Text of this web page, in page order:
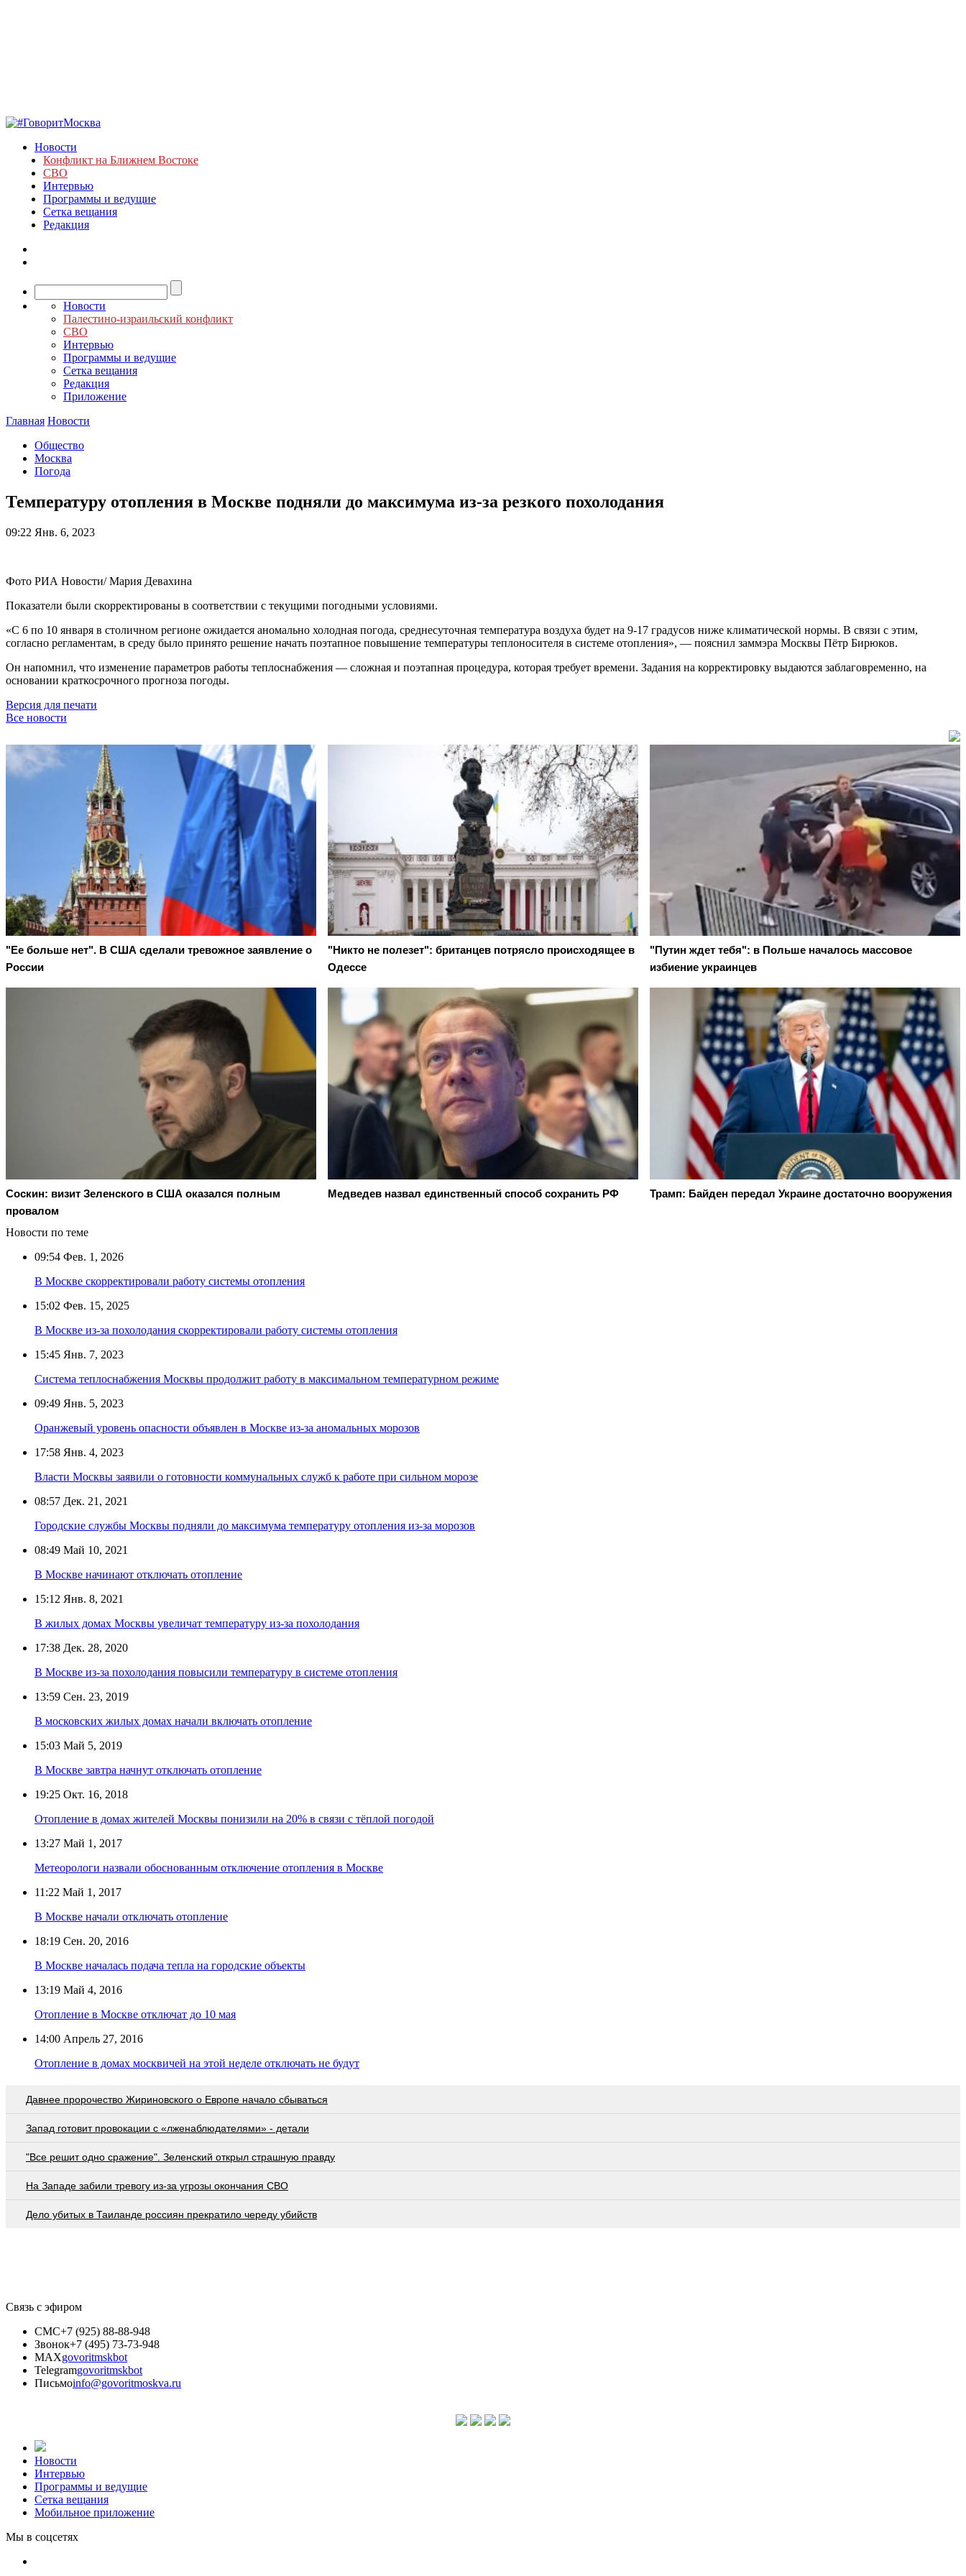
Новости
Конфликт на Ближнем Востоке
СВО
Интервью
Программы и ведущие
Сетка вещания
Редакция
Новости
Палестино-израильский конфликт
СВО
Интервью
Программы и ведущие
Сетка вещания
Редакция
Приложение
Главная Новости
Общество
Москва
Погода
Температуру отопления в Москве подняли до максимума из-за резкого похолодания
09:22 Янв. 6, 2023
Фото РИА Новости/ Мария Девахина
Показатели были скорректированы в соответствии с текущими погодными условиями.
«С 6 по 10 января в столичном регионе ожидается аномально холодная погода, среднесуточная температура воздуха будет на 9-17 градусов ниже климатической нормы. В связи с этим,
согласно регламентам, в среду было принято решение начать поэтапное повышение температуры теплоносителя в системе отопления», — пояснил заммэра Москвы Пётр Бирюков.
Он напомнил, что изменение параметров работы теплоснабжения — сложная и поэтапная процедура, которая требует времени. Задания на корректировку выдаются заблаговременно, на
основании краткосрочного прогноза погоды.
Версия для печати
Все новости
"Ее больше нет". В США сделали тревожное заявление о
России
"Никто не полезет": британцев потрясло происходящее в
Одессе
"Путин ждет тебя": в Польше началось массовое
избиение украинцев
Соскин: визит Зеленского в США оказался полным
провалом
Медведев назвал единственный способ сохранить РФ Трамп: Байден передал Украине достаточно вооружения
Новости по теме
09:54 Фев. 1, 2026
В Москве скорректировали работу системы отопления
15:02 Фев. 15, 2025
В Москве из-за похолодания скорректировали работу системы отопления
15:45 Янв. 7, 2023
Система теплоснабжения Москвы продолжит работу в максимальном температурном режиме
09:49 Янв. 5, 2023
Оранжевый уровень опасности объявлен в Москве из-за аномальных морозов
17:58 Янв. 4, 2023
Власти Москвы заявили о готовности коммунальных служб к работе при сильном морозе
08:57 Дек. 21, 2021
Городские службы Москвы подняли до максимума температуру отопления из-за морозов
08:49 Май 10, 2021
В Москве начинают отключать отопление
15:12 Янв. 8, 2021
В жилых домах Москвы увеличат температуру из-за похолодания
17:38 Дек. 28, 2020
В Москве из-за похолодания повысили температуру в системе отопления
13:59 Сен. 23, 2019
В московских жилых домах начали включать отопление
15:03 Май 5, 2019
В Москве завтра начнут отключать отопление
19:25 Окт. 16, 2018
Отопление в домах жителей Москвы понизили на 20% в связи с тёплой погодой
13:27 Май 1, 2017
Метеорологи назвали обоснованным отключение отопления в Москве
11:22 Май 1, 2017
В Москве начали отключать отопление
18:19 Сен. 20, 2016
В Москве началась подача тепла на городские объекты
13:19 Май 4, 2016
Отопление в Москве отключат до 10 мая
14:00 Апрель 27, 2016
Отопление в домах москвичей на этой неделе отключать не будут
Давнее пророчество Жириновского о Европе начало сбываться
Запад готовит провокации с «лженаблюдателями» - детали
"Все решит одно сражение". Зеленский открыл страшную правду
На Западе забили тревогу из-за угрозы окончания СВО
Дело убитых в Таиланде россиян прекратило череду убийств
Связь с эфиром
СМС+7 (925) 88-88-948
Звонок+7 (495) 73-73-948
MAXgovoritmskbot
Telegramgovoritmskbot
Письмоinfo@govoritmoskva.ru
Новости
Интервью
Программы и ведущие
Сетка вещания
Мобильное приложение
Мы в соцсетях